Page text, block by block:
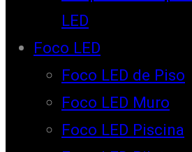
LED
Foco LED
Foco LED de Piso
Foco LED Muro
Foco LED Piscina